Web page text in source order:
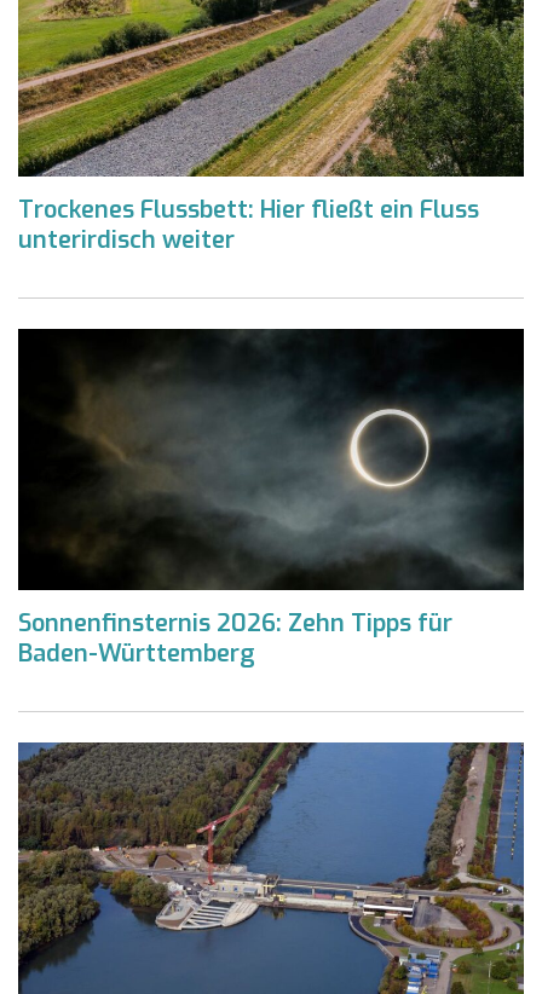
Trockenes Flussbett: Hier fließt ein Fluss
unterirdisch weiter
Sonnenfinsternis 2026: Zehn Tipps für
Baden-Württemberg